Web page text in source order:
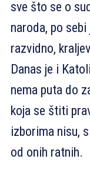
sve što se o
naroda, po
razvidno,
Danas je i
nema puta do
koja se štiti
izborima nisu,
od onih ratnih.